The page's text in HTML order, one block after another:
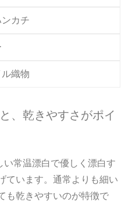
カチ
織物
、乾きやすさがポイ
常温漂白で優しく漂白す
ています。通常よりも細い
も乾きやすいのが特徴で